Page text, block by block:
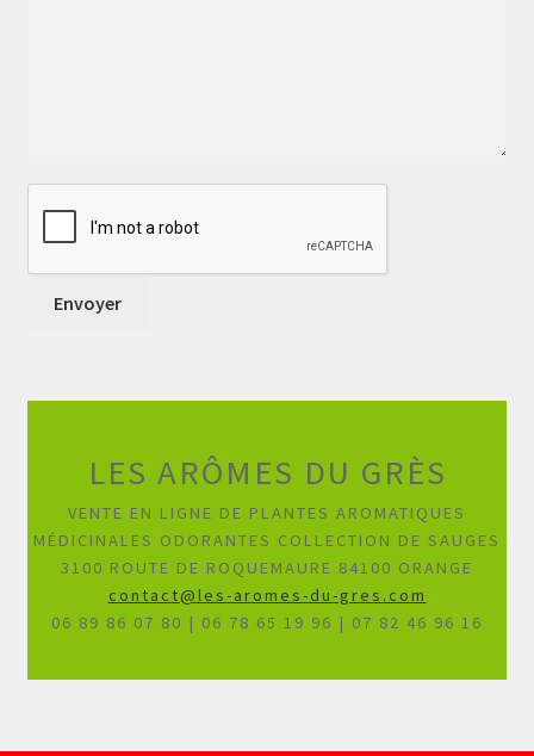
LES ARÔMES DU GRÈS
VENTE EN LIGNE DE PLANTES AROMATIQUES
MÉDICINALES ODORANTES COLLECTION DE SAUGES
3100 ROUTE DE ROQUEMAURE 84100 ORANGE
contact@les-aromes-du-gres.com
06 89 86 07 80 | 06 78 65 19 96 | 07 82 46 96 16